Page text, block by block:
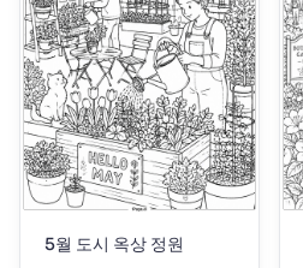
5월 도시 옥상 정원